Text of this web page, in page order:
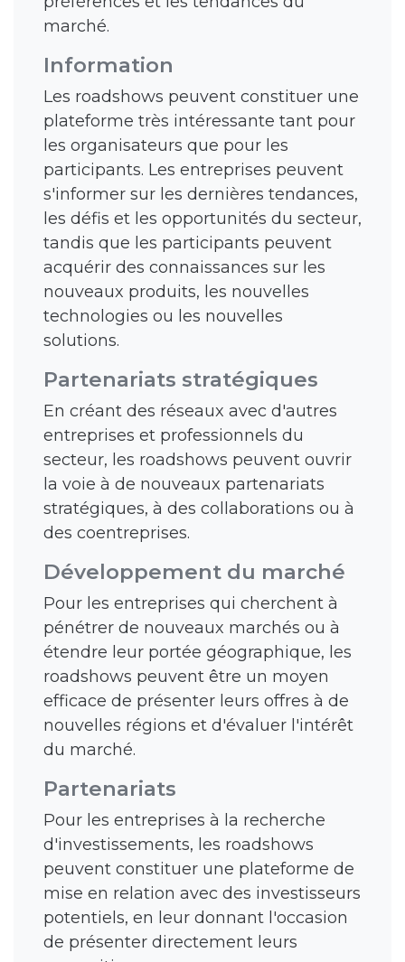
marché.
Information
Les roadshows peuvent constituer une
plateforme très intéressante tant pour
les organisateurs que pour les
participants. Les entreprises peuvent
s'informer sur les dernières tendances,
les défis et les opportunités du secteur,
tandis que les participants peuvent
acquérir des connaissances sur les
nouveaux produits, les nouvelles
technologies ou les nouvelles
solutions.
Partenariats stratégiques
En créant des réseaux avec d'autres
entreprises et professionnels du
secteur, les roadshows peuvent ouvrir
la voie à de nouveaux partenariats
stratégiques, à des collaborations ou à
des coentreprises.
Développement du marché
Pour les entreprises qui cherchent à
pénétrer de nouveaux marchés ou à
étendre leur portée géographique, les
roadshows peuvent être un moyen
efficace de présenter leurs offres à de
nouvelles régions et d'évaluer l'intérêt
du marché.
Partenariats
Pour les entreprises à la recherche
d'investissements, les roadshows
peuvent constituer une plateforme de
mise en relation avec des investisseurs
potentiels, en leur donnant l'occasion
de présenter directement leurs